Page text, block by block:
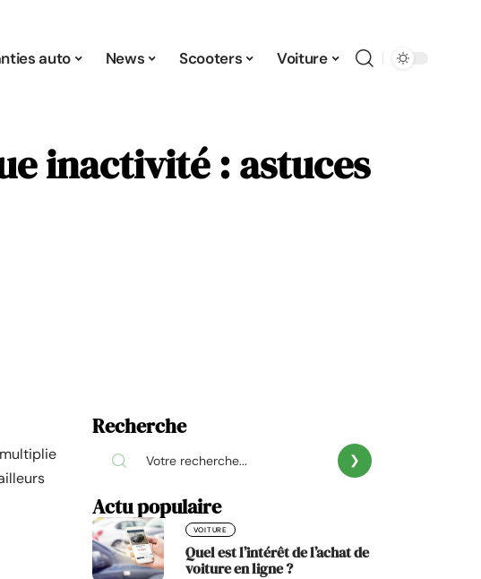
auto News Scooters Voiture
inactivité : astuces
Recherche
Actu populaire
VOITURE
Quel est l’intérêt de l’achat de
voiture en ligne ?